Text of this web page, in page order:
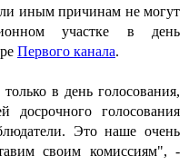
иным причинам не могут
участке в день
Первого канала.
в день голосования,
голосования
Это наше очень
своим комиссиям", -